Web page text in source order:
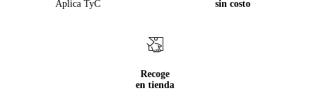
Aplica TyC
sin costo
Recoge
en tienda